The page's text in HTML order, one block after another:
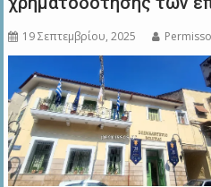
19 Σεπτεμβρίου, 2025